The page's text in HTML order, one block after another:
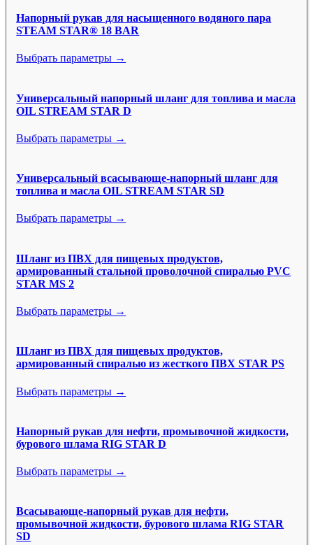
Напорный рукав для насыщенного водяного пара
STEAM STAR® 18 BAR
Выбрать параметры →
Универсальный напорный шланг для топлива и масла
OIL STREAM STAR D
Выбрать параметры →
Универсальный всасывающе-напорный шланг для
топлива и масла OIL STREAM STAR SD
Выбрать параметры →
Шланг из ПВХ для пищевых продуктов,
армированный стальной проволочной спиралью PVC
STAR MS 2
Выбрать параметры →
Шланг из ПВХ для пищевых продуктов,
армированный спиралью из жесткого ПВХ STAR PS
Выбрать параметры →
Напорный рукав для нефти, промывочной жидкости,
бурового шлама RIG STAR D
Выбрать параметры →
Всасывающе-напорный рукав для нефти,
промывочной жидкости, бурового шлама RIG STAR
SD